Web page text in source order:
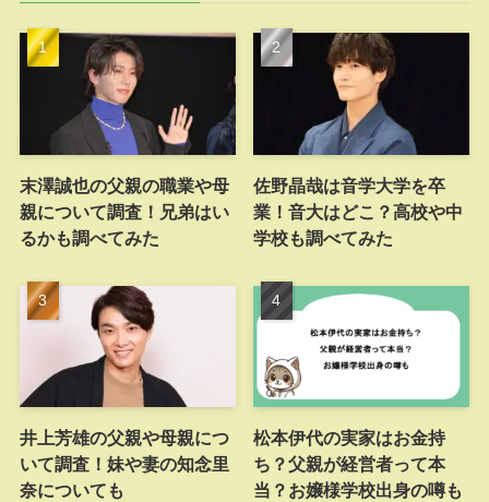
末澤誠也の父親の職業や母
親について調査！兄弟はい
るかも調べてみた
佐野晶哉は音学大学を卒
業！音大はどこ？高校や中
学校も調べてみた
井上芳雄の父親や母親につ
いて調査！妹や妻の知念里
奈についても
松本伊代の実家はお金持
ち？父親が経営者って本
当？お嬢様学校出身の噂も